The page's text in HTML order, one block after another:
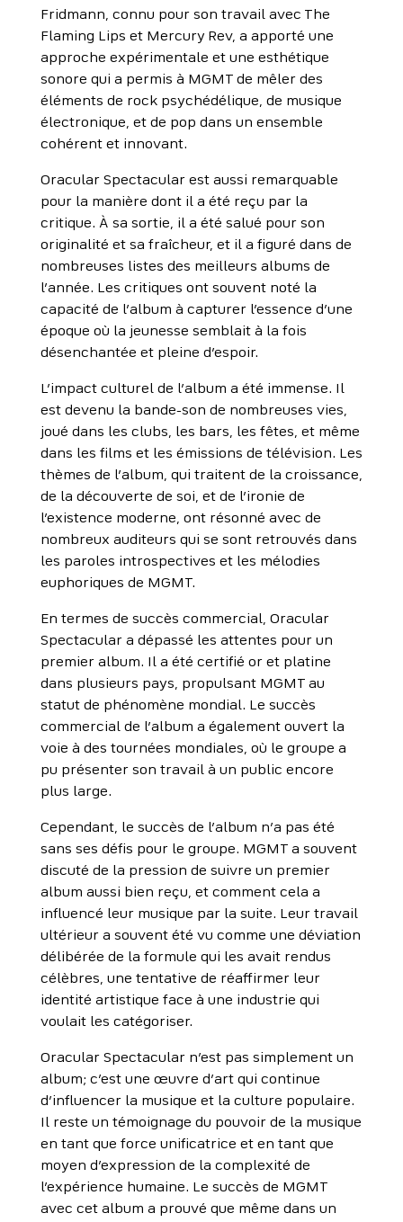
Fridmann, connu pour son travail avec The
Flaming Lips et Mercury Rev, a apporté une
approche expérimentale et une esthétique
sonore qui a permis à MGMT de mêler des
éléments de rock psychédélique, de musique
électronique, et de pop dans un ensemble
cohérent et innovant.
Oracular Spectacular est aussi remarquable
pour la manière dont il a été reçu par la
critique. À sa sortie, il a été salué pour son
originalité et sa fraîcheur, et il a figuré dans de
nombreuses listes des meilleurs albums de
l’année. Les critiques ont souvent noté la
capacité de l’album à capturer l’essence d’une
époque où la jeunesse semblait à la fois
désenchantée et pleine d’espoir.
L’impact culturel de l’album a été immense. Il
est devenu la bande-son de nombreuses vies,
joué dans les clubs, les bars, les fêtes, et même
dans les films et les émissions de télévision. Les
thèmes de l’album, qui traitent de la croissance,
de la découverte de soi, et de l’ironie de
l’existence moderne, ont résonné avec de
nombreux auditeurs qui se sont retrouvés dans
les paroles introspectives et les mélodies
euphoriques de MGMT.
En termes de succès commercial, Oracular
Spectacular a dépassé les attentes pour un
premier album. Il a été certifié or et platine
dans plusieurs pays, propulsant MGMT au
statut de phénomène mondial. Le succès
commercial de l’album a également ouvert la
voie à des tournées mondiales, où le groupe a
pu présenter son travail à un public encore
plus large.
Cependant, le succès de l’album n’a pas été
sans ses défis pour le groupe. MGMT a souvent
discuté de la pression de suivre un premier
album aussi bien reçu, et comment cela a
influencé leur musique par la suite. Leur travail
ultérieur a souvent été vu comme une déviation
délibérée de la formule qui les avait rendus
célèbres, une tentative de réaffirmer leur
identité artistique face à une industrie qui
voulait les catégoriser.
Oracular Spectacular n’est pas simplement un
album; c’est une œuvre d’art qui continue
d’influencer la musique et la culture populaire.
Il reste un témoignage du pouvoir de la musique
en tant que force unificatrice et en tant que
moyen d’expression de la complexité de
l’expérience humaine. Le succès de MGMT
avec cet album a prouvé que même dans un